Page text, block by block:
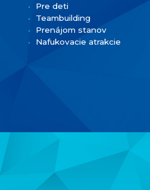
Pre deti
Teambuilding
Prenájom stanov
Nafukovacie atrakcie